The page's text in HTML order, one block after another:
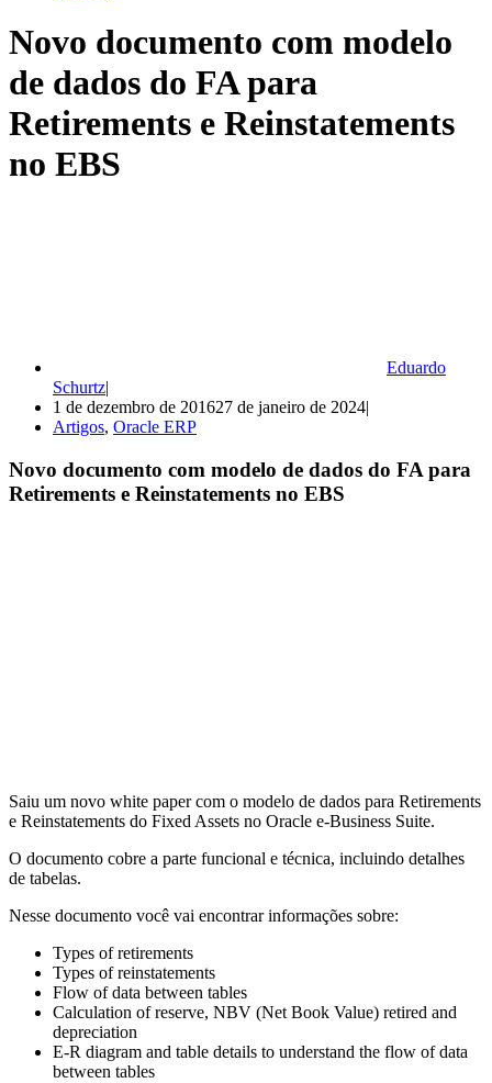
Novo documento com modelo
de dados do FA para
Retirements e Reinstatements
no EBS
Eduardo
Schurtz
1 de dezembro de 201627 de janeiro de 2024
Artigos, Oracle ERP
Novo documento com modelo de dados do FA para
Retirements e Reinstatements no EBS
Saiu um novo white paper com o modelo de dados para Retirements
e Reinstatements do Fixed Assets no Oracle e-Business Suite.
O documento cobre a parte funcional e técnica, incluindo detalhes
de tabelas.
Nesse documento você vai encontrar informações sobre:
Types of retirements
Types of reinstatements
Flow of data between tables
Calculation of reserve, NBV (Net Book Value) retired and
depreciation
E-R diagram and table details to understand the flow of data
between tables